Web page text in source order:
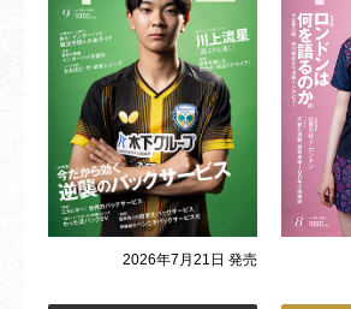
2026年7月21日 発売